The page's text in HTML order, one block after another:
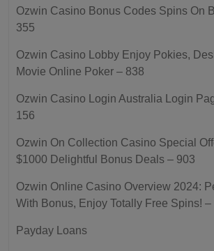
Ozwin Casino Bonus Codes Spins On
355
Ozwin Casino Lobby Enjoy Pokies,
Movie Online Poker – 838
Ozwin Casino Login Australia Login
156
Ozwin On Collection Casino Special
$1000 Delightful Bonus Deals – 903
Ozwin Online Casino Overview 2024:
With Bonus, Enjoy Totally Free Spins! –
Payday Loans